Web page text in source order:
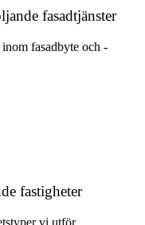
fasadtjänster
fasadbyte och -
fastigheter
vi utför